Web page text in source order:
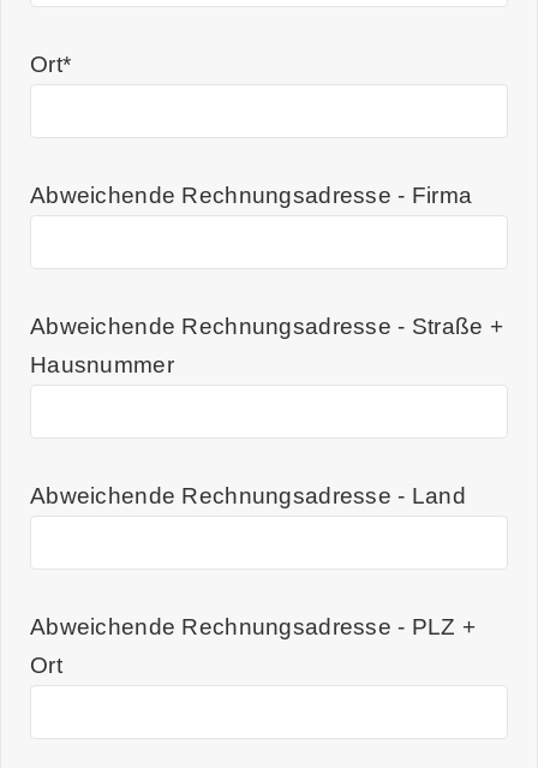
Ort*
Abweichende Rechnungsadresse - Firma
Abweichende Rechnungsadresse - Straße +
Hausnummer
Abweichende Rechnungsadresse - Land
Abweichende Rechnungsadresse - PLZ +
Ort